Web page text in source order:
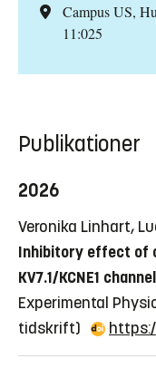
Campus US,
11:025
Publikationer
2026
Veronika Linhart,
Inhibitory effect of
KV7.1/KCNE1
Experimental
tidskrift)